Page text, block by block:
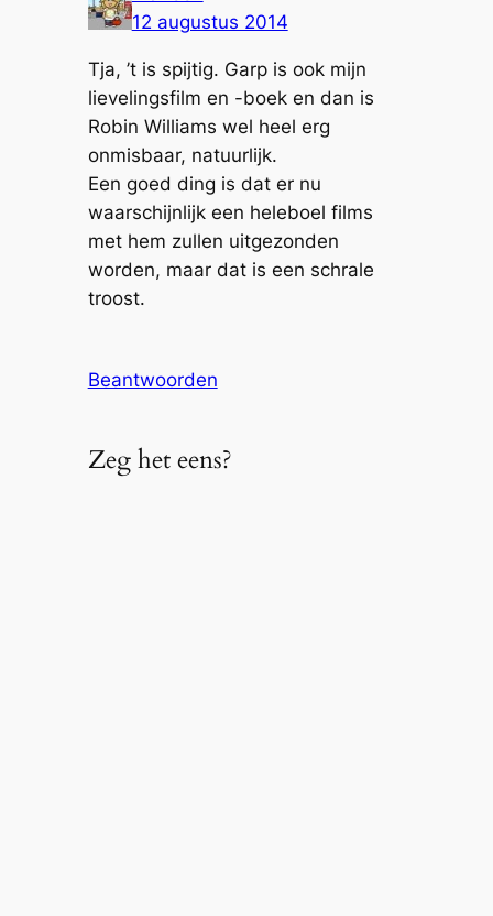
12 augustus 2014
Tja, ’t is spijtig. Garp is ook mijn
lievelingsfilm en -boek en dan is
Robin Williams wel heel erg
onmisbaar, natuurlijk.
Een goed ding is dat er nu
waarschijnlijk een heleboel films
met hem zullen uitgezonden
worden, maar dat is een schrale
troost.
Beantwoorden
Zeg het eens?